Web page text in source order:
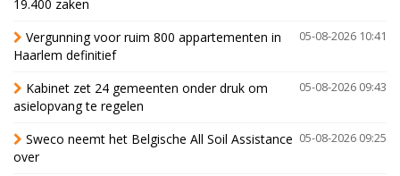
19.400 zaken
05-08-2026 10:41
Vergunning voor ruim 800 appartementen in
Haarlem definitief
05-08-2026 09:43
Kabinet zet 24 gemeenten onder druk om
asielopvang te regelen
05-08-2026 09:25
Sweco neemt het Belgische All Soil Assistance
over